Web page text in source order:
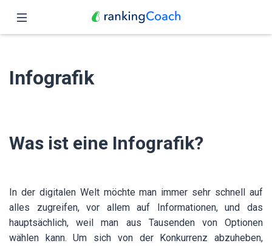
Funktionen
Partner
Deutsch
Infografik
Was ist eine Infografik?
In der digitalen Welt möchte man immer sehr schnell auf
alles zugreifen, vor allem auf Informationen, und das
hauptsächlich, weil man aus Tausenden von Optionen
wählen kann. Um sich von der Konkurrenz abzuheben,